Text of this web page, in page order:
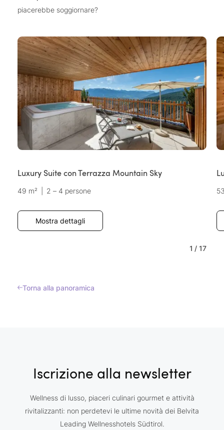
piacerebbe soggiornare?
Luxury Suite con Terrazza Mountain Sky
49 m² 2 – 4 persone
Mostra dettagli
1 / 17
Torna alla panoramica
Iscrizione alla newsletter
Wellness di lusso, piaceri culinari gourmet e attività
rivitalizzanti: non perdetevi le ultime novità dei Belvita
Leading Wellnesshotels Südtirol.